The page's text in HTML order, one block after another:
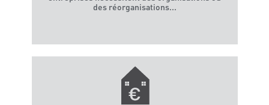
Ressources
Je vérifie ma taxe foncière
des réorganisations...